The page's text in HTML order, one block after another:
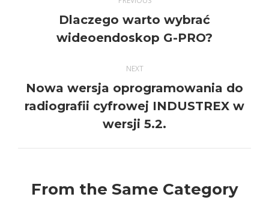
navigation
Previous
post:
Dlaczego warto wybrać
wideoendoskop G-PRO?
NEXT
Next
post:
Nowa wersja oprogramowania do
radiografii cyfrowej INDUSTREX w
wersji 5.2.
From the Same Category